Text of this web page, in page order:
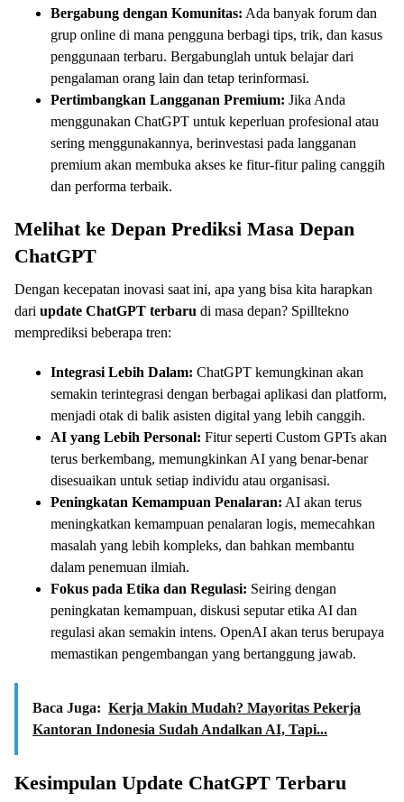
Bergabung dengan Komunitas: Ada banyak forum dan
grup online di mana pengguna berbagi tips, trik, dan kasus
penggunaan terbaru. Bergabunglah untuk belajar dari
pengalaman orang lain dan tetap terinformasi.
Pertimbangkan Langganan Premium: Jika Anda
menggunakan ChatGPT untuk keperluan profesional atau
sering menggunakannya, berinvestasi pada langganan
premium akan membuka akses ke fitur-fitur paling canggih
dan performa terbaik.
Melihat ke Depan Prediksi Masa Depan
ChatGPT
Dengan kecepatan inovasi saat ini, apa yang bisa kita harapkan
dari update ChatGPT terbaru di masa depan? Spilltekno
memprediksi beberapa tren:
Integrasi Lebih Dalam: ChatGPT kemungkinan akan
semakin terintegrasi dengan berbagai aplikasi dan platform,
menjadi otak di balik asisten digital yang lebih canggih.
AI yang Lebih Personal: Fitur seperti Custom GPTs akan
terus berkembang, memungkinkan AI yang benar-benar
disesuaikan untuk setiap individu atau organisasi.
Peningkatan Kemampuan Penalaran: AI akan terus
meningkatkan kemampuan penalaran logis, memecahkan
masalah yang lebih kompleks, dan bahkan membantu
dalam penemuan ilmiah.
Fokus pada Etika dan Regulasi: Seiring dengan
peningkatan kemampuan, diskusi seputar etika AI dan
regulasi akan semakin intens. OpenAI akan terus berupaya
memastikan pengembangan yang bertanggung jawab.
Baca Juga: Kerja Makin Mudah? Mayoritas Pekerja
Kantoran Indonesia Sudah Andalkan AI, Tapi...
Kesimpulan Update ChatGPT Terbaru